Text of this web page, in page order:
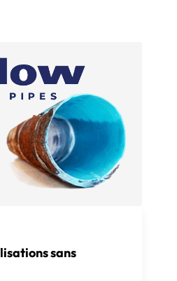
sans